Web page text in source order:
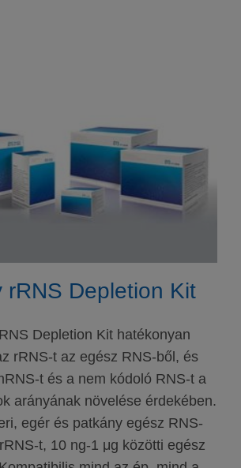
rRNS Depletion Kit
Depletion Kit hatékonyan
rRNS-t az egész RNS-ből, és
t és a nem kódoló RNS-t a
arányának növelése érdekében.
egér és patkány egész RNS-
t, 10 ng-1 μg közötti egész